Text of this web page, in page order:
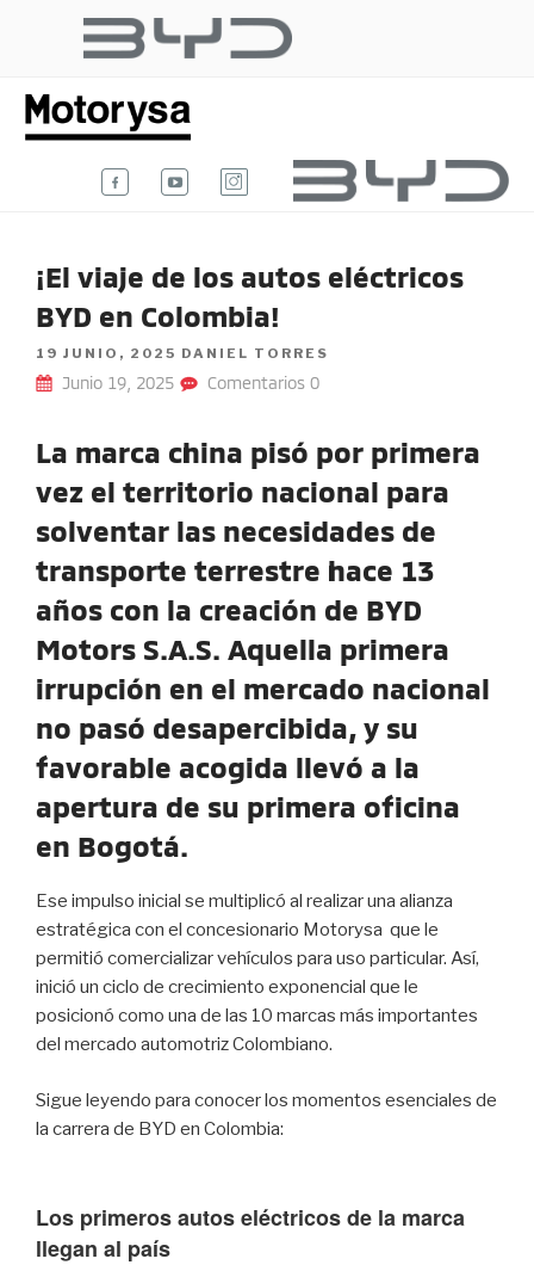
COLOMBIA
¡El viaje de los autos eléctricos
BYD en Colombia!
POSTED
ON
19 JUNIO, 2025 DANIEL TORRES
Junio 19, 2025 Comentarios 0
La marca china pisó por primera
vez el territorio nacional para
solventar las necesidades de
transporte terrestre hace 13
años con la creación de BYD
Motors S.A.S. Aquella primera
irrupción en el mercado nacional
no pasó desapercibida, y su
favorable acogida llevó a la
apertura de su primera oficina
en Bogotá.
Ese impulso inicial se multiplicó al realizar una alianza
estratégica con el concesionario Motorysa que le
permitió comercializar vehículos para uso particular. Así,
inició un ciclo de crecimiento exponencial que le
posicionó como una de las 10 marcas más importantes
del mercado automotriz Colombiano.
Sigue leyendo para conocer los momentos esenciales de
la carrera de BYD en Colombia:
Los primeros autos eléctricos de la marca
llegan al país